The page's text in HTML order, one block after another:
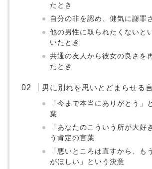
たとき
自分の非を認め、健気に謝罪
他の男性に取られたくないと
いたとき
共通の友人から彼女の良さを
たとき
男に別れを思いとどまらせる
「今まで本当にありがとう」
葉
「あなたのこういう所が大好
う肯定の言葉
「悪いところは直すから、も
がほしい」という決意